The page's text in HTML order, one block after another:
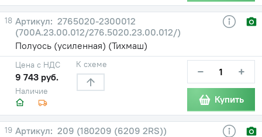
18
2765020-2300012
(700А.23.00.012/276.5020.23.00.012/)
Полуось (усиленная) (Тихмаш)
Наличие
Цена с НДС
9 743 руб.
К схеме − +
Купить
19
209 (180209 (6209 2RS))